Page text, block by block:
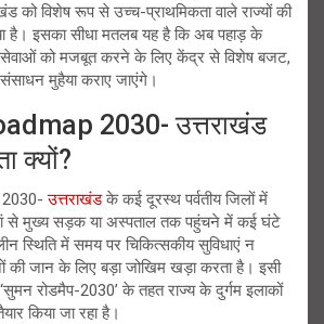
को विशेष रूप से उच्च-प्राथमिकता वाले राज्यों की
है। इसका सीधा मतलब यह है कि अब पहाड़ के
सेवाओं को मजबूत करने के लिए केंद्र से विशेष बजट,
मुहैया कराए जाएंगे।
2030- उत्तराखंड
क्यों?
2030-उत्तराखंडके कई दूरस्थ पर्वतीय जिलों में
से मुख्य सड़क या अस्पताल तक पहुंचने में कई घंटे
स्थिति में समय पर चिकित्सकीय सुविधाएं न
की जान के लिए बड़ा जोखिम खड़ा करता है। इसी
रोडमैप-2030’ के तहत राज्य के दुर्गम इलाकों
किया जा रहा है।